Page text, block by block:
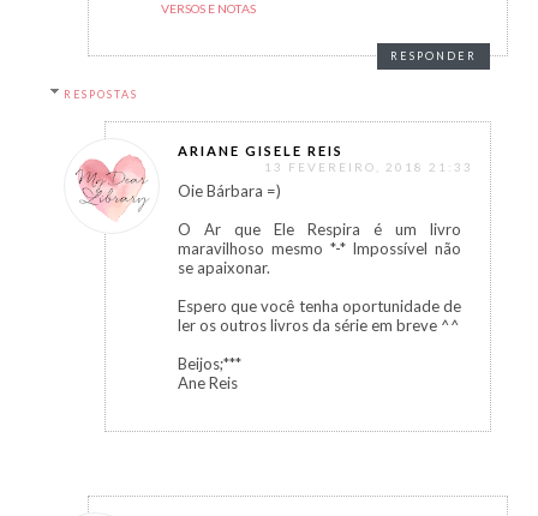
VERSOS E NOTAS
RESPONDER
RESPOSTAS
ARIANE GISELE REIS
13 FEVEREIRO, 2018 21:33
Oie Bárbara =)
O Ar que Ele Respira é um livro
maravilhoso mesmo *-* Impossível não
se apaixonar.
Espero que você tenha oportunidade de
ler os outros livros da série em breve ^^
Beijos;***
Ane Reis